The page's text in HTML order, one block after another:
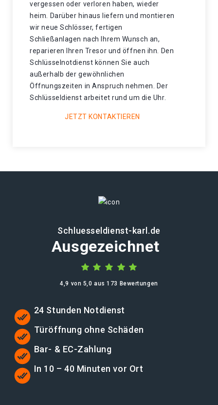
vergessen oder verloren haben, wieder
heim. Darüber hinaus liefern und montieren
wir neue Schlösser, fertigen
Schließanlagen nach Ihrem Wunsch an,
reparieren Ihren Tresor und öffnen ihn. Den
Schlüsselnotdienst können Sie auch
außerhalb der gewöhnlichen
Öffnungszeiten in Anspruch nehmen. Der
Schlüsseldienst arbeitet rund um die Uhr.
JETZT KONTAKTIEREN
Schluesseldienst-karl.de
Ausgezeichnet
4,9 von 5,0 aus 173 Bewertungen
24 Stunden Notdienst
Türöffnung ohne Schäden
Bar- & EC-Zahlung
In 10 – 40 Minuten vor Ort